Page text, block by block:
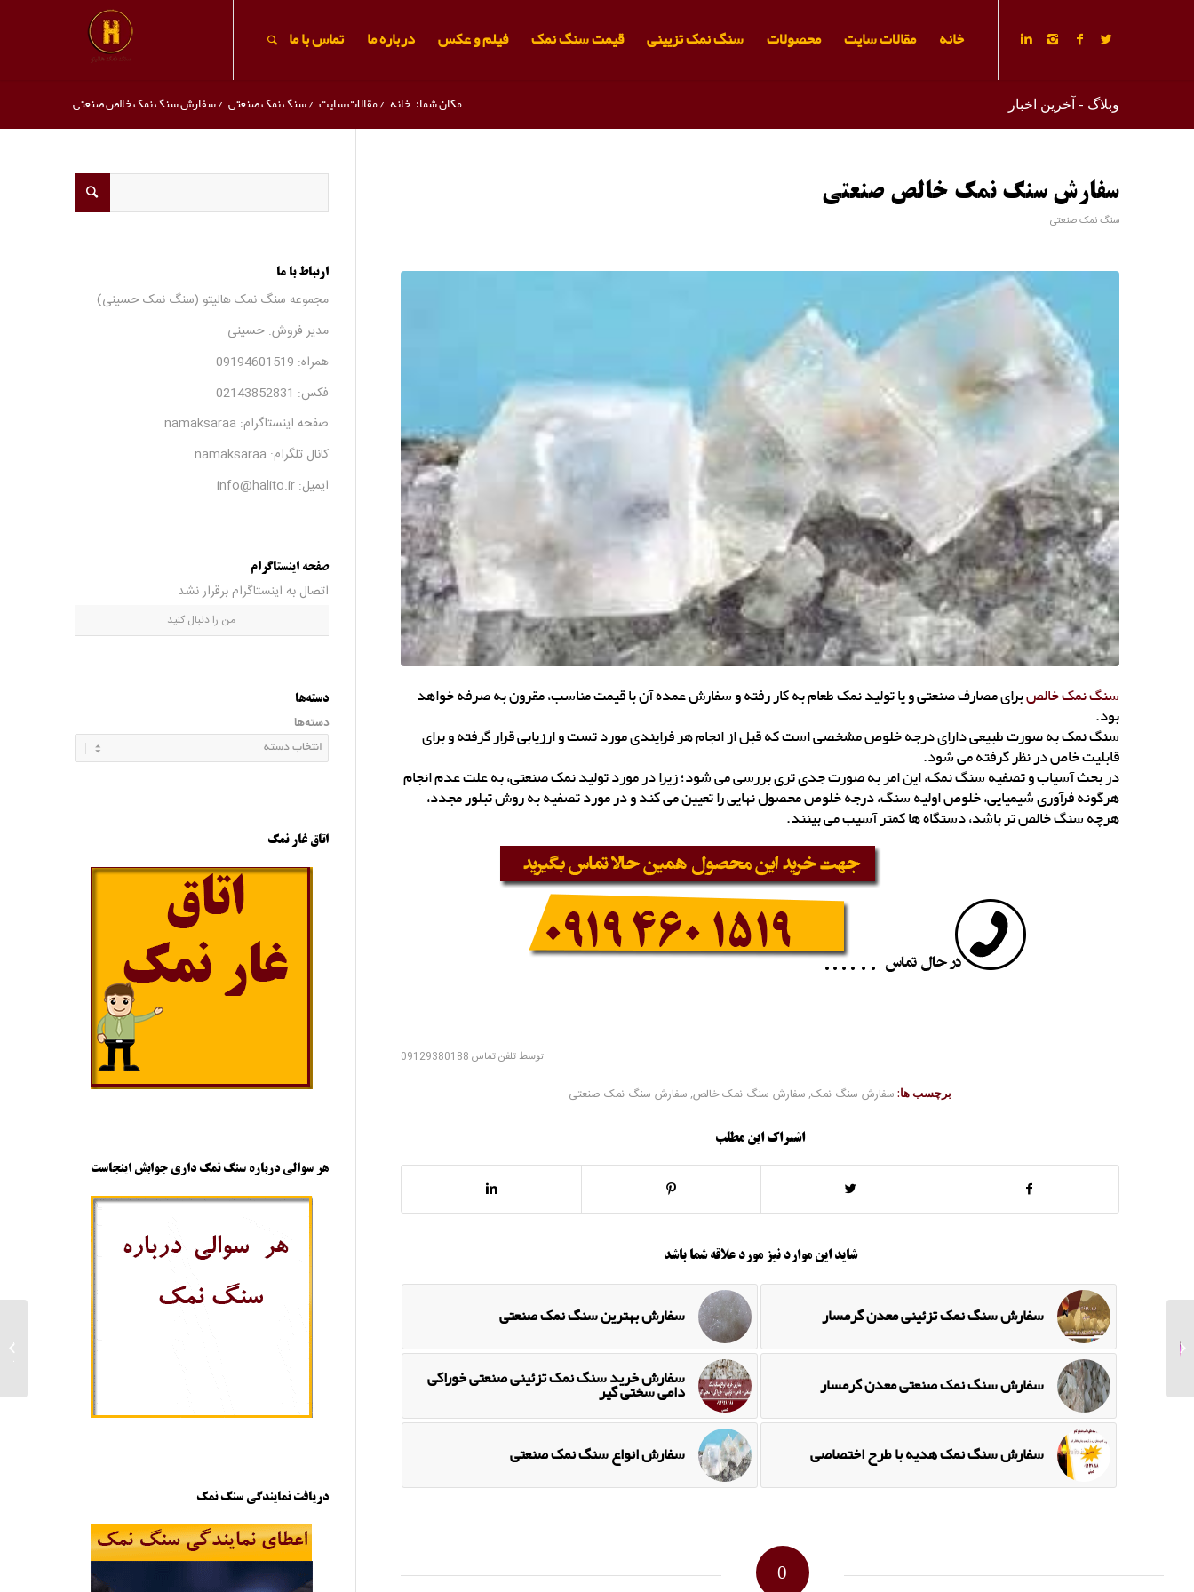
خانه مقالات سایت محصولات سنگ نمک تزیینی قیمت سنگ نمک فیلم و عکس درباره ما تماس با ما
وبلاگ - آخرین اخبار مکان شما: خانه /مقالات سایت /سنگ نمک صنعتی /سفارش سنگ نمک خالص صنعتی
سفارش سنگ نمک خالص صنعتی
سنگ نمک صنعتی
سنگ نمک خالصبرای مصارف صنعتی و یا تولید نمک طعام به کار رفته و سفارش عمده آن با قیمت مناسب، مقرون به صرفه خواهد
بود.
سنگ نمک به صورت طبیعی دارای درجه خلوص مشخصی است که قبل از انجام هر فرایندی مورد تست و ارزیابی قرار گرفته و برای
قابلیت خاص در نظر گرفته می شود.
در بحث آسیاب و تصفیه سنگ نمک، این امر به صورت جدی تری بررسی می شود؛ زیرا در مورد تولید نمک صنعتی، به علت عدم انجام
هرگونه فرآوری شیمیایی، خلوص اولیه سنگ، درجه خلوص محصول نهایی را تعیین می کند و در مورد تصفیه به روش تبلور مجدد،
هرچه سنگ خالص تر باشد، دستگاه ها کمتر آسیب می بینند.
توسط تلفن تماس 09129380188
برچسب ها: سفارش سنگ نمک, سفارش سنگ نمک خالص, سفارش سنگ نمک صنعتی
اشتراک این مطلب
شاید این موارد نیز مورد علاقه شما باشد
سفارش بهترین سنگ نمک صنعتی سفارش سنگ نمک تزئینی معدن گرمسار
سفارش خرید سنگ نمک تزئینی صنعتی خوراکی
دامی سختی گیر سفارش سنگ نمک صنعتی معدن گرمسار
سفارش انواع سنگ نمک صنعتی سفارش سنگ نمک هدیه با طرح اختصاصی
0
ارتباط با ما
مجموعه سنگ نمک هالیتو (سنگ نمک حسینی)
مدیر فروش: حسینی
همراه: 09194601519
فکس: 02143852831
صفحه اینستاگرام: namaksaraa
کانال تلگرام: namaksaraa
ایمیل: info@halito.ir
صفحه اینستاگرام
اتصال به اینستاگرام برقرار نشد
من را دنبال کنید
دسته‌ها
دسته‌ها
اتاق غار نمک
هر سوالی درباره سنگ نمک داری جوابش اینجاست
دریافت نمایندگی سنگ نمک
بازار سنگ نمک تزیینی
سمنان